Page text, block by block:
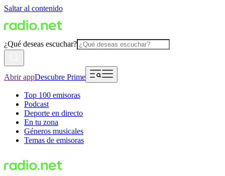
Saltar al contenido
¿Qué deseas escuchar?
Abrir appDescubre Prime
Top 100 emisoras
Podcast
Deporte en directo
En tu zona
Géneros musicales
Temas de emisoras